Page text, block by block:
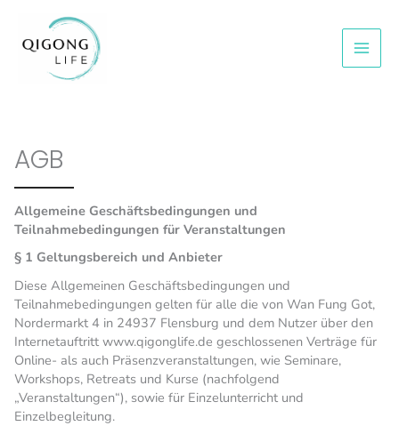
springen
AGB
Allgemeine Geschäftsbedingungen und
Teilnahmebedingungen für Veranstaltungen
§ 1 Geltungsbereich und Anbieter
Diese Allgemeinen Geschäftsbedingungen und
Teilnahmebedingungen gelten für alle die von Wan Fung Got,
Nordermarkt 4 in 24937 Flensburg und dem Nutzer über den
Internetauftritt www.qigonglife.de geschlossenen Verträge für
Online- als auch Präsenzveranstaltungen, wie Seminare,
Workshops, Retreats und Kurse (nachfolgend
„Veranstaltungen“), sowie für Einzelunterricht und
Einzelbegleitung.